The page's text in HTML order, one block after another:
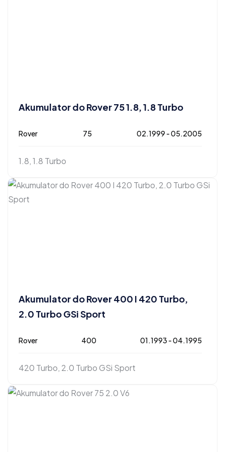
Akumulator do Rover 75 1.8, 1.8 Turbo
Rover 75 02.1999 - 05.2005
1.8, 1.8 Turbo
Akumulator do Rover 400 I 420 Turbo,
2.0 Turbo GSi Sport
Rover 400 01.1993 - 04.1995
420 Turbo, 2.0 Turbo GSi Sport